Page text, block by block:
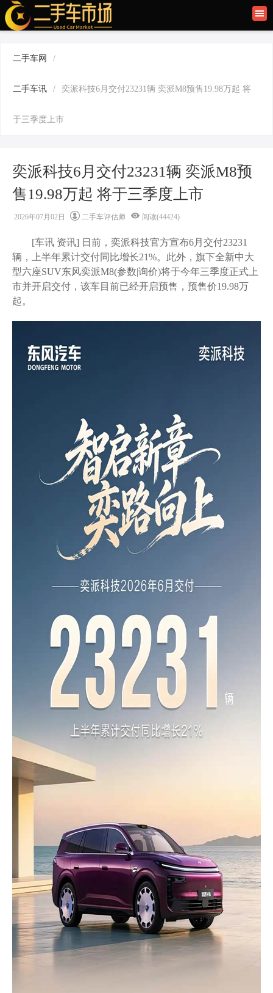
首页
二手车商
二手车网 /
二手车讯 / 奕派科技6月交付23231辆 奕派M8预售19.98万起 将
于三季度上市
奕派科技6月交付23231辆 奕派M8预
售19.98万起 将于三季度上市
2026年07月02日 二手车评估师 阅读(44424)
[车讯 资讯] 日前，奕派科技官方宣布6月交付23231
辆，上半年累计交付同比增长21%。此外，旗下全新中大
型六座SUV东风奕派M8(参数|询价)将于今年三季度正式上
市并开启交付，该车目前已经开启预售，预售价19.98万
起。